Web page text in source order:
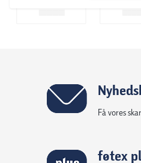
For yderligere information og
Få vores
føtex